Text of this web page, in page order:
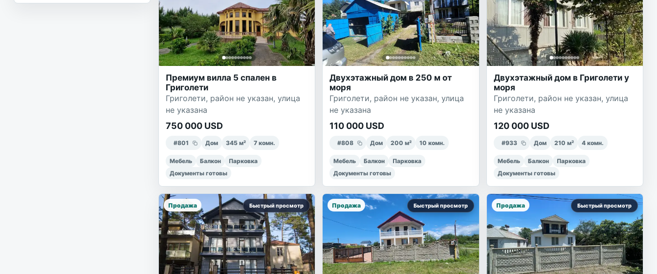
Премиум вилла 5 спален в
Григолети
Григолети, район не указан, улица
не указана
750 000 USD
#801 Дом 345 м² 7 комн.
Мебель Балкон
Парковка
Документы готовы
Двухэтажный дом в 250 м от
моря
Григолети, район не указан, улица
не указана
110 000 USD
#808 Дом 200 м² 10 комн.
Мебель Балкон
Парковка
Документы готовы
Двухэтажный дом в Григолети у
моря
Григолети, район не указан, улица
не указана
120 000 USD
#933 Дом 210 м² 4 комн.
Мебель Балкон
Парковка
Документы готовы
Продажа Быстрый просмотр Продажа Быстрый просмотр Продажа Быстрый просмотр